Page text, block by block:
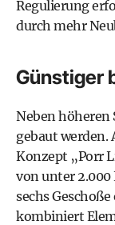
Regulierung
durch mehr
Günstiger
Neben höheren
gebaut werden.
Konzept „Porr
von unter 2.000
sechs
kombiniert